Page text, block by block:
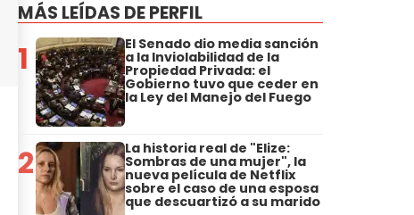
MÁS LEÍDAS DE PERFIL
1 El Senado dio media sanción
a la Inviolabilidad de la
Propiedad Privada: el
Gobierno tuvo que ceder en
la Ley del Manejo del Fuego
2 La historia real de "Elize:
Sombras de una mujer", la
nueva película de Netflix
sobre el caso de una esposa
que descuartizó a su marido